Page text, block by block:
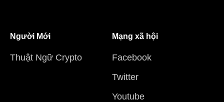
Người Mới
Thuật Ngữ Crypto
Mạng xã hội
Facebook
Twitter
Youtube